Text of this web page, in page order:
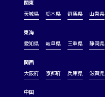
関東
茨城県
栃木県 群馬県 山梨県
東海
愛知県
岐阜県 三重県 静岡県
関西
大阪府
京都府 兵庫県 滋賀県
中国